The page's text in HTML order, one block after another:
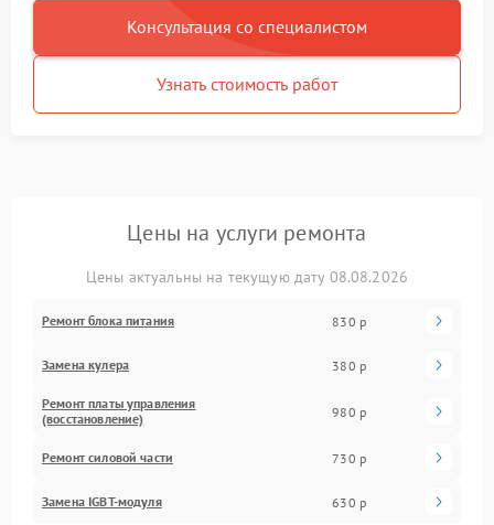
Консультация со специалистом
Узнать стоимость работ
Цены на услуги ремонта
Цены актуальны на текущую дату 08.08.2026
Ремонт блока питания 830 р
Замена кулера 380 р
Ремонт платы управления
(восстановление)
980 р
Ремонт силовой части 730 р
Замена IGBT-модуля 630 р